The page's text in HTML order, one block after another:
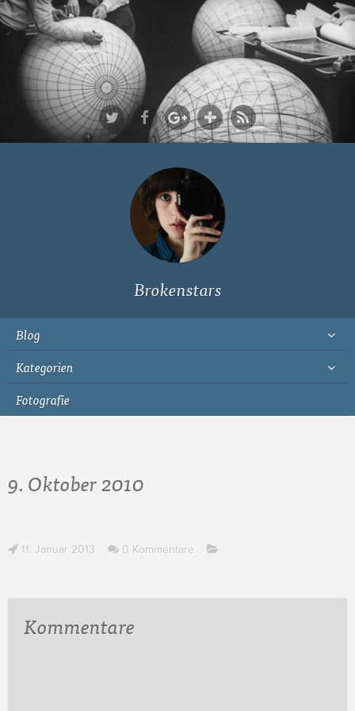
Ich bin Fyn,
23, und
wohne in
Köln
Brokenstars
Blog
Kategorien
Fotografie
9. Oktober 2010
11. Januar 2013 0 Kommentare
Kommentare